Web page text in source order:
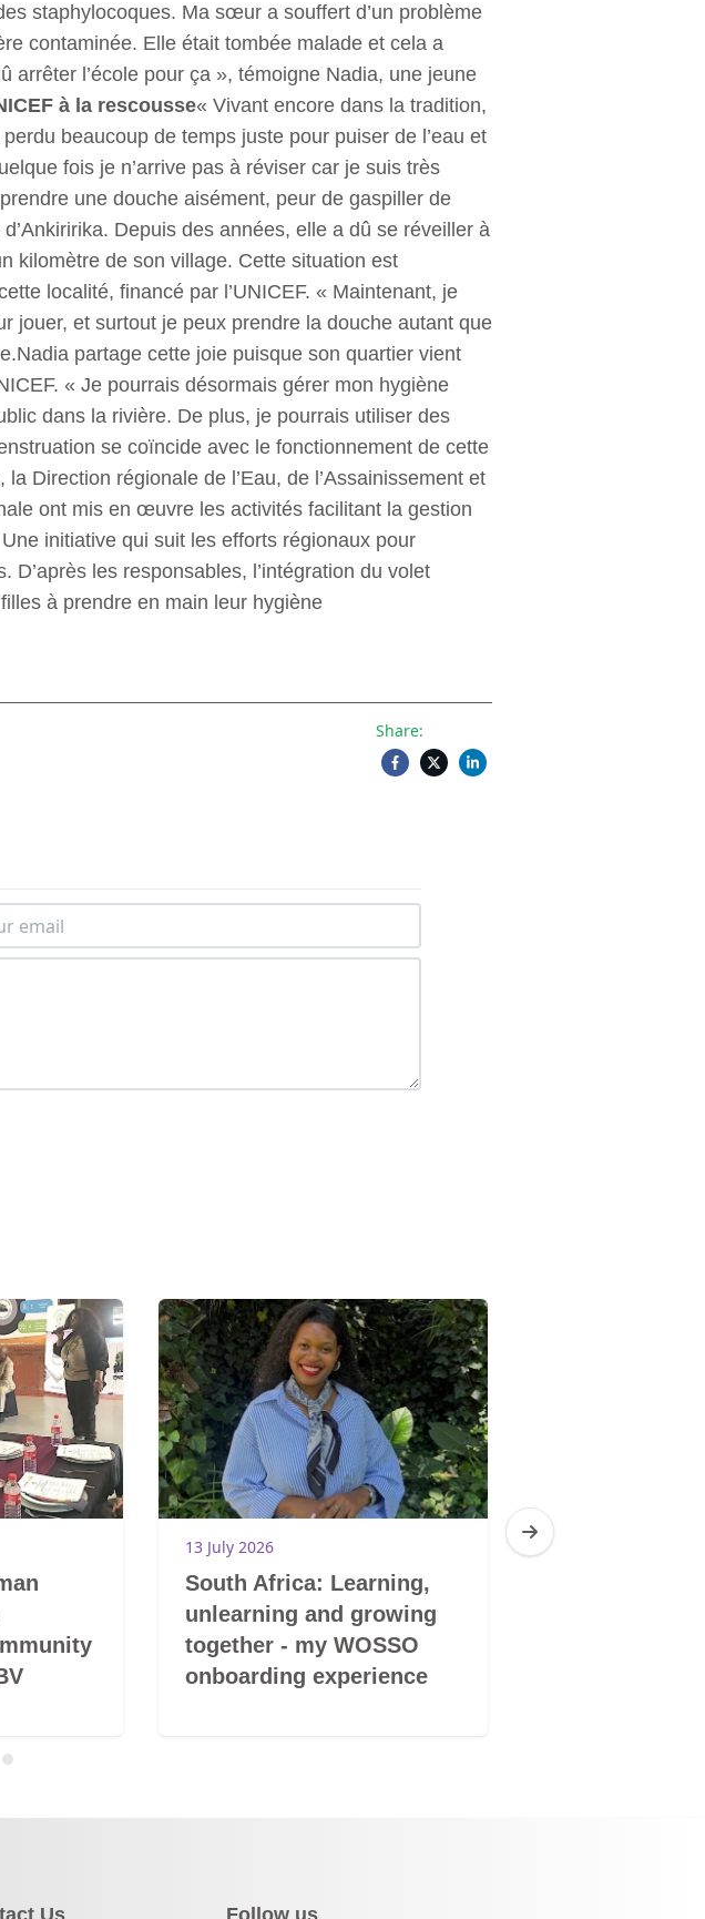
staphylocoques. Ma sœur a souffert d’un problème
contaminée. Elle était tombée malade et cela a
l’école pour ça », témoigne Nadia, une jeune
à la rescousse« Vivant encore dans la tradition,
beaucoup de temps juste pour puiser de l’eau et
fois je n’arrive pas à réviser car je suis très
une douche aisément, peur de gaspiller de
Depuis des années, elle a dû se réveiller à
kilomètre de son village. Cette situation est
localité, financé par l’UNICEF. « Maintenant, je
jouer, et surtout je peux prendre la douche autant que
partage cette joie puisque son quartier vient
« Je pourrais désormais gérer mon hygiène
dans la rivière. De plus, je pourrais utiliser des
se coïncide avec le fonctionnement de cette
Direction régionale de l’Eau, de l’Assainissement et
ont mis en œuvre les activités facilitant la gestion
initiative qui suit les efforts régionaux pour
les responsables, l’intégration du volet
à prendre en main leur hygiène
Share:
13 July 2026
South Africa: Learning,
unlearning and growing
together - my WOSSO
onboarding experience
30 June 2026